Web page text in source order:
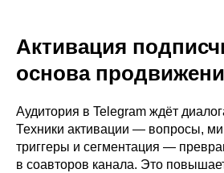
Активация
основа
Аудитория в Telegram ждёт
Техники активации — вопросы,
триггеры и сегментация —
в соавторов канала. Это